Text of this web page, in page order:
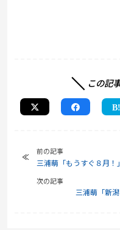
この記
前の記事
三浦萌「もうすぐ８月！」
次の記事
三浦萌「新